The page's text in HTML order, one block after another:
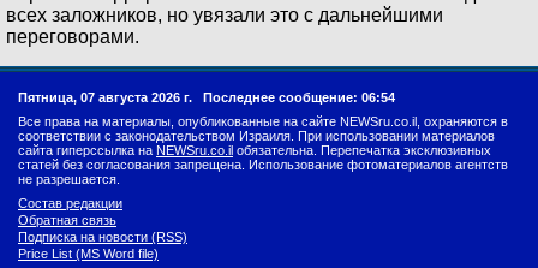
всех заложников, но увязали это с дальнейшими
переговорами.
Пятница, 07 августа 2026 г. Последнее сообщение: 06:54
Все права на материалы, опубликованные на сайте NEWSru.co.il, охраняются в
соответствии с законодательством Израиля. При использовании материалов
сайта гиперссылка на NEWSru.co.il обязательна. Перепечатка эксклюзивных
статей без согласования запрещена. Использование фотоматериалов агентств
не разрешается.
Состав редакции
Обратная связь
Подписка на новости (RSS)
Price List (MS Word file)